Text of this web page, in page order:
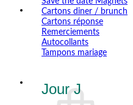
Cartons diner / brunch
Cartons réponse
Remerciements
Autocollants
Tampons mariage
Jour J